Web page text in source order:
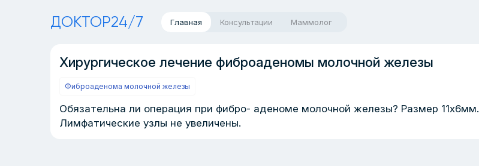
ДОКТОР24/7 Главная Консультации Маммолог
Хирургическое лечение фиброаденомы молочной железы
Фиброаденома молочной железы
Обязательна ли операция при фибро- аденоме молочной железы? Размер 11x6мм.
Лимфатические узлы не увеличены.